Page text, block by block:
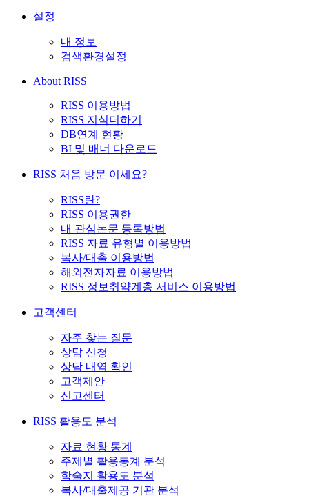
설정
내 정보
검색환경설정
About RISS
RISS 이용방법
RISS 지식더하기
DB연계 현황
BI 및 배너 다운로드
RISS 처음 방문 이세요?
RISS란?
RISS 이용권한
내 관심논문 등록방법
RISS 자료 유형별 이용방법
복사/대출 이용방법
해외전자자료 이용방법
RISS 정보취약계층 서비스 이용방법
고객센터
자주 찾는 질문
상담 신청
상담 내역 확인
고객제안
신고센터
RISS 활용도 분석
자료 현황 통계
주제별 활용통계 분석
학술지 활용도 분석
복사/대출제공 기관 분석